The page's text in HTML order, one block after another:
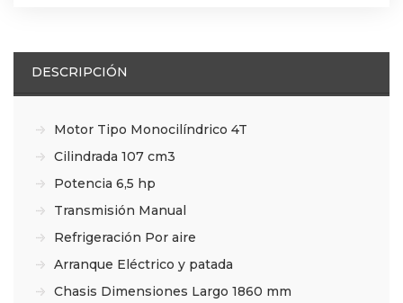
DESCRIPCIÓN
Motor Tipo Monocilíndrico 4T
Cilindrada 107 cm3
Potencia 6,5 hp
Transmisión Manual
Refrigeración Por aire
Arranque Eléctrico y patada
Chasis Dimensiones Largo 1860 mm